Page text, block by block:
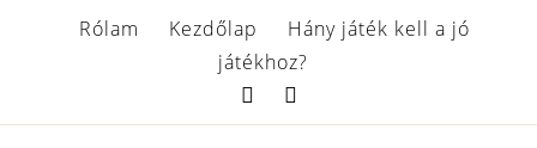
Rólam Kezdőlap
Hány játék kell a jó
játékhoz?